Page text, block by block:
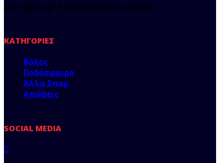
Στο regista.gr η μπάλα παίζεται αλλιώς!
ΚΑΤΗΓΟΡΊΕΣ
Βόλος
Ποδόσφαιρο
Άλλα Σπορ
Απόψεις
SOCIAL MEDIA